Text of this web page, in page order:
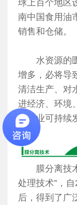
球上百个地区
南中国食用油
销售和仓储。
水资源的匮
增多，必将导
清洁生产、对
进经济、环境
脂行业可持续
膜分离技术
处理技术”，
后，得到了广